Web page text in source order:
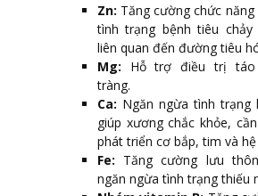
Zn: Tăng cường chức
tình trạng bệnh tiêu chảy
liên quan đến đường tiêu
Mg: Hỗ trợ điều trị táo
tràng.
Ca: Ngăn ngừa tình trạng
giúp xương chắc khỏe,
phát triển cơ bắp, tim và
Fe: Tăng cường lưu
ngăn ngừa tình trạng thiếu